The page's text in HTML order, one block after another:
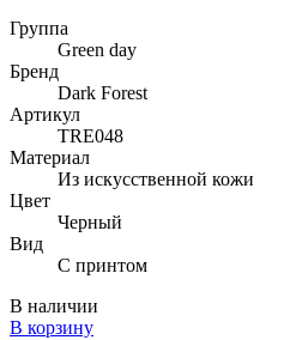
Группа
Green day
Бренд
Dark Forest
Артикул
TRE048
Материал
Из искусственной кожи
Цвет
Черный
Вид
С принтом
В наличии
В корзину